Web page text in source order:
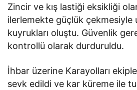
Zincir ve kış lastiği eksikliği
ilerlemekte güçlük çekmesiyle
kuyrukları oluştu. Güvenlik
kontrollü olarak durduruldu.
İhbar üzerine Karayolları
sevk edildi ve kar küreme ile